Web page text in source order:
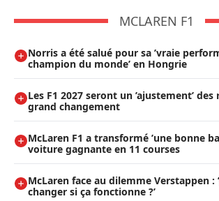
MCLAREN F1
Norris a été salué pour sa ’vraie
champion du monde’ en Hongrie
Les F1 2027 seront un ’ajustement’
grand changement
McLaren F1 a transformé ’une bonne
voiture gagnante en 11 courses
McLaren face au dilemme Verstappen :
changer si ça fonctionne ?’